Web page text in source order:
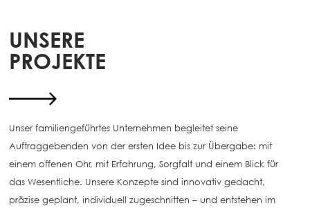
UNSERE
PROJEKTE
Unser familiengeführtes Unternehmen begleitet seine
Auftraggebenden von der ersten Idee bis zur Übergabe: mit
einem offenen Ohr, mit Erfahrung, Sorgfalt und einem Blick für
das Wesentliche. Unsere Konzepte sind innovativ gedacht,
präzise geplant, individuell zugeschnitten – und entstehen im